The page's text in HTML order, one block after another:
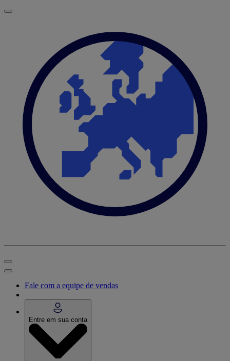
Fale com a equipe de vendas
Entre em sua conta